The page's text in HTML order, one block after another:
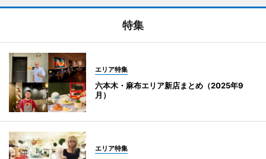
特集
エリア特集
六本木・麻布エリア新店まとめ（2025年9
月）
エリア特集